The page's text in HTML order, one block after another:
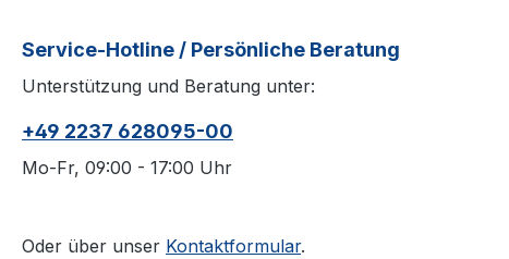
Service-Hotline / Persönliche Beratung
Unterstützung und Beratung unter:
+49 2237 628095-00
Mo-Fr, 09:00 - 17:00 Uhr
Oder über unser Kontaktformular.